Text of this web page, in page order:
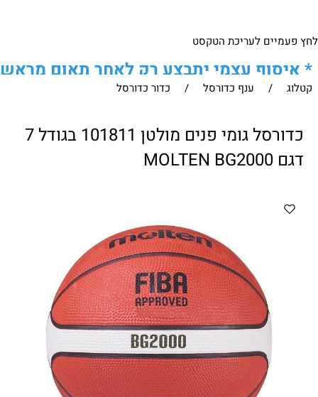
לחץ פעמיים לעריכת הטקסט
* איסוף עצמי יתבצע רק לאחר תאום מראש
של הלקוח מול נציגנו!
ווטצאפ (הודעות בלבד):
052-8059900
מענה טלפוני: 04-8411075
בין השעות 9:00-17:00
"צור קשר"באתר
citysport1@013.net
citysport2@013.net
קטלוג / ענף כדורסל / כדור כדורסל
כדורסל גומי פנים מולטן 101811 בגודל 7
דגם MOLTEN BG2000